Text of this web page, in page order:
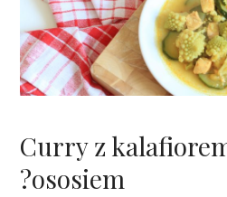
Curry z
?ososiem